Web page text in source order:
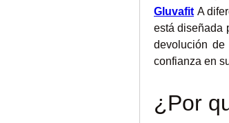
Gluvafit A
está diseñada
devolución
confianza en
¿Por